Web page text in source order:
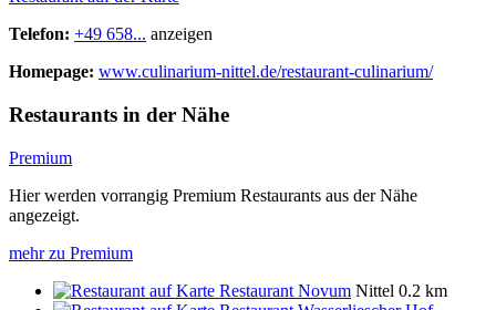
Telefon: +49 658... anzeigen
Homepage: www.culinarium-nittel.de/restaurant-culinarium/
Restaurants in der Nähe
Premium
Hier werden vorrangig Premium Restaurants aus der Nähe
angezeigt.
mehr zu Premium
Restaurant Novum Nittel 0.2 km